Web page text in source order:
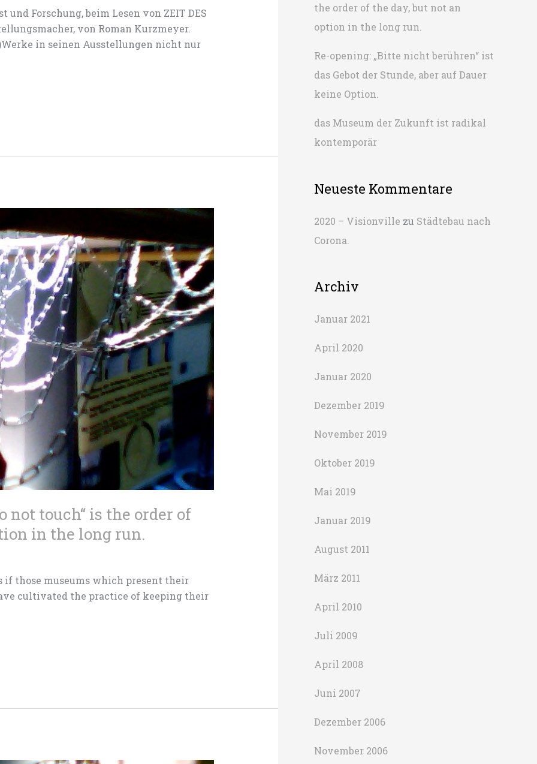
und Forschung, beim Lesen von ZEIT DES
von Roman Kurzmeyer.
in seinen Ausstellungen nicht nur
not touch“ is the order of
in the long run.
if those museums which present their
cultivated the practice of keeping their
h
:
the order of the day, but not an
option in the long run.
Re-opening: „Bitte nicht berühren“ ist
das Gebot der Stunde, aber auf Dauer
keine Option.
das Museum der Zukunft ist radikal
kontemporär
Neueste Kommentare
2020 – Visionville zu Städtebau nach
Corona.
Archiv
Januar 2021
April 2020
Januar 2020
Dezember 2019
November 2019
Oktober 2019
Mai 2019
Januar 2019
August 2011
März 2011
April 2010
Juli 2009
April 2008
Juni 2007
Dezember 2006
November 2006